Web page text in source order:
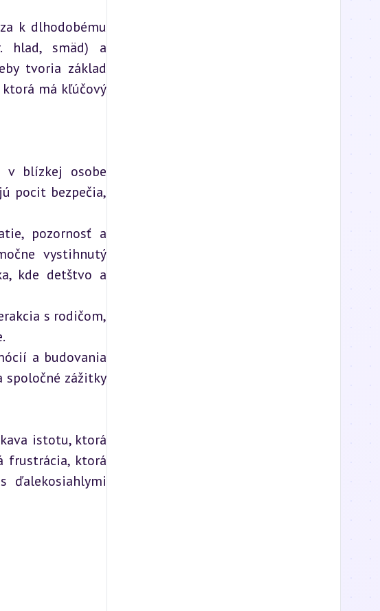
k dlhodobému
hlad, smäd) a
tvoria základ
blízkej osobe
pocit bezpečia,
pozornosť a
vystihnutý
kde detštvo a
s rodičom,
a budovania
spoločné zážitky
istotu, ktorá
frustrácia, ktorá
ďalekosiahlymi